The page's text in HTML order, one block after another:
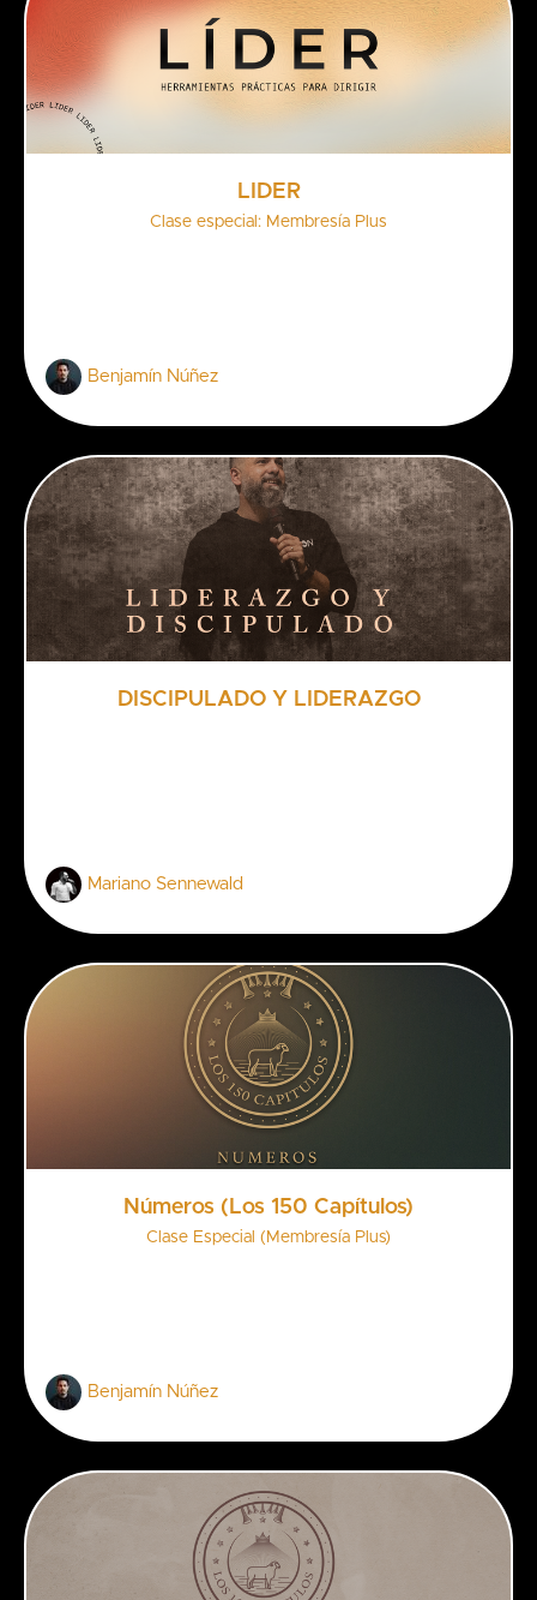
LÍDER
Clase especial: Membresía Plus
Benjamín Núñez
DISCIPULADO Y LIDERAZGO
Mariano Sennewald
Números (Los 150 Capítulos)
Clase Especial (Membresía Plus)
Benjamín Núñez